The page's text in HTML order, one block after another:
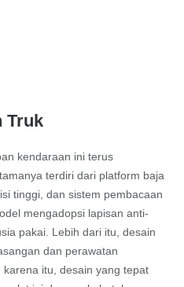
Truk
kendaraan ini terus
terdiri dari platform baja
tinggi, dan sistem pembacaan
mengadopsi lapisan anti-
pakai. Lebih dari itu, desain
dan perawatan
itu, desain yang tepat